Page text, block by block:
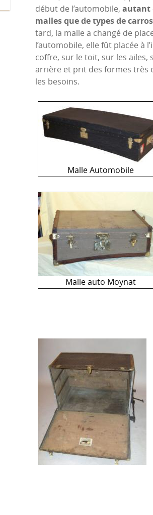
début de l’automobile, autant
malles que de types de
tard, la malle a changé de
l’automobile, elle fût placée à
coffre, sur le toit, sur les ailes,
arrière et prit des formes très
les besoins.
Malle Automobile
Malle auto Moynat